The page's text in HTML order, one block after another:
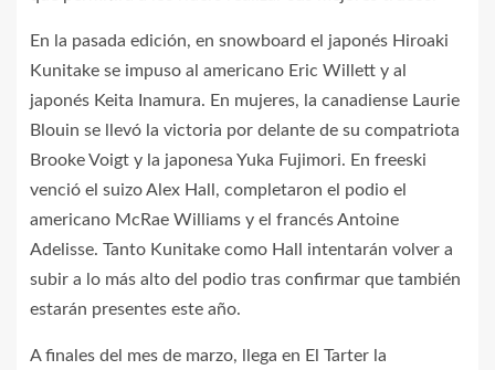
En la pasada edición, en snowboard el japonés Hiroaki
Kunitake se impuso al americano Eric Willett y al
japonés Keita Inamura. En mujeres, la canadiense Laurie
Blouin se llevó la victoria por delante de su compatriota
Brooke Voigt y la japonesa Yuka Fujimori. En freeski
venció el suizo Alex Hall, completaron el podio el
americano McRae Williams y el francés Antoine
Adelisse. Tanto Kunitake como Hall intentarán volver a
subir a lo más alto del podio tras confirmar que también
estarán presentes este año.
A finales del mes de marzo, llega en El Tarter la